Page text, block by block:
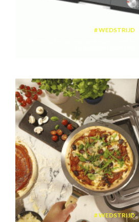
WEDSTRIJD
WEDSTRIJD